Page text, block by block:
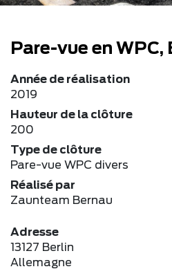
Pare-vue en WPC,
Année de réalisation
2019
Hauteur de la clôture
200
Type de clôture
Pare-vue WPC divers
Réalisé par
Zaunteam Bernau
Adresse
13127 Berlin
Allemagne